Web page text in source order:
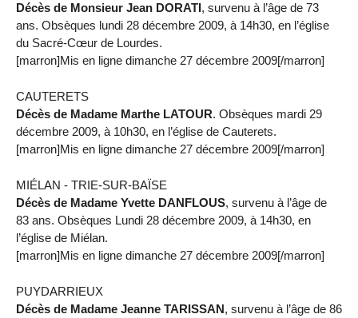
Décès de Monsieur Jean DORATI, survenu à l’âge de 73
ans. Obsèques lundi 28 décembre 2009, à 14h30, en l’église
du Sacré-Cœur de Lourdes.
[marron]Mis en ligne dimanche 27 décembre 2009[/marron]
CAUTERETS
Décès de Madame Marthe LATOUR. Obsèques mardi 29
décembre 2009, à 10h30, en l’église de Cauterets.
[marron]Mis en ligne dimanche 27 décembre 2009[/marron]
MIÉLAN - TRIE-SUR-BAÏSE
Décès de Madame Yvette DANFLOUS, survenu à l’âge de
83 ans. Obsèques Lundi 28 décembre 2009, à 14h30, en
l’église de Miélan.
[marron]Mis en ligne dimanche 27 décembre 2009[/marron]
PUYDARRIEUX
Décès de Madame Jeanne TARISSAN, survenu à l’âge de 86